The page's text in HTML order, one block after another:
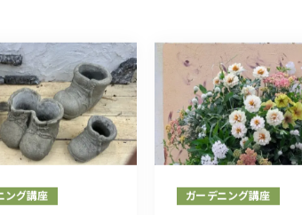
ング講座 ガーデニング講座